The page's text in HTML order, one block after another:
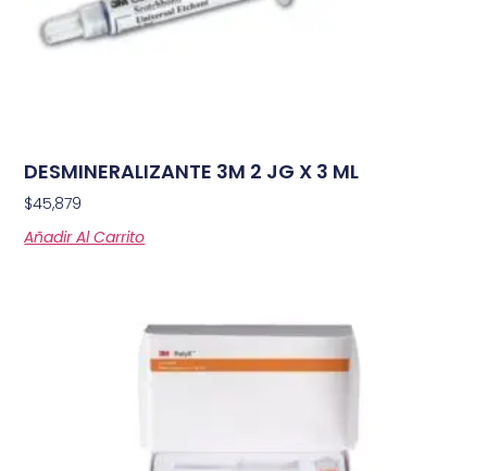
DESMINERALIZANTE 3M 2 JG X 3 ML
$45,879
Añadir Al Carrito